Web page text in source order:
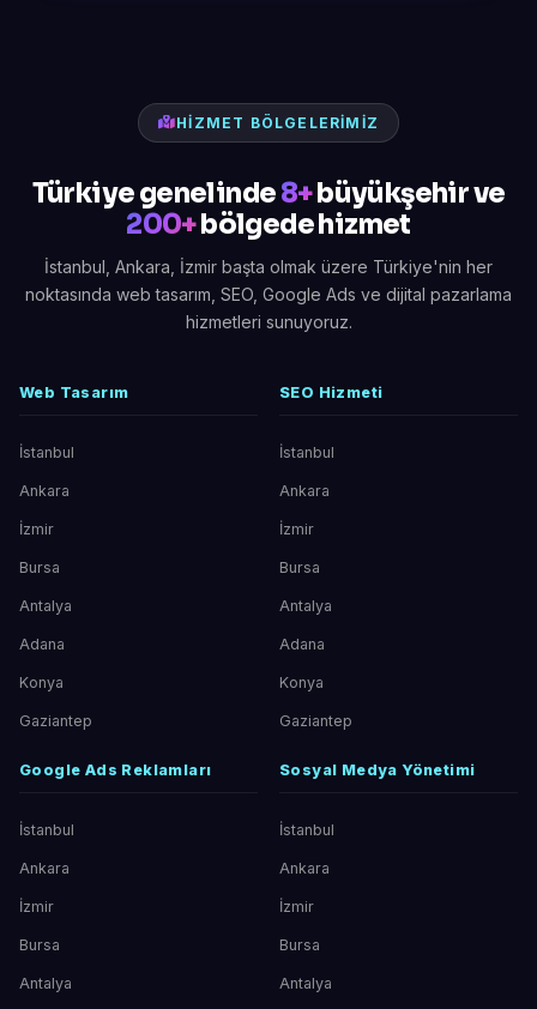
HIZMET BÖLGELERIMIZ
Türkiye genelinde8+büyükşehir ve
200+bölgede hizmet
İstanbul, Ankara, İzmir başta olmak üzere Türkiye'nin her
noktasında web tasarım, SEO, Google Ads ve dijital pazarlama
hizmetleri sunuyoruz.
Web Tasarım
İstanbul
Ankara
İzmir
Bursa
Antalya
Adana
Konya
Gaziantep
SEO Hizmeti
İstanbul
Ankara
İzmir
Bursa
Antalya
Adana
Konya
Gaziantep
Google Ads Reklamları
İstanbul
Ankara
İzmir
Bursa
Antalya
Sosyal Medya Yönetimi
İstanbul
Ankara
İzmir
Bursa
Antalya